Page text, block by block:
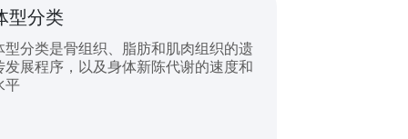
型分类
型分类是骨组织、脂肪和肌肉组织的遗
发展程序，以及身体新陈代谢的速度和
平